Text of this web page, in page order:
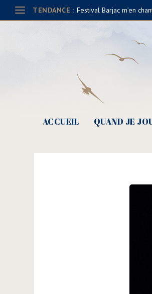
TENDANCE : Festival Barjac m’en
ACCUEIL QUAND JE